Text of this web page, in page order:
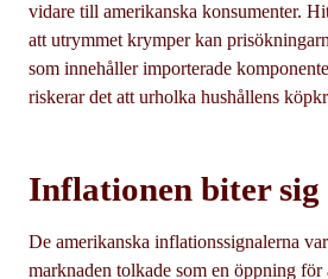
vidare till amerikanska konsumenter.
att utrymmet krymper kan
som innehåller importerade
riskerar det att urholka hushållens
Inflationen biter sig
De amerikanska inflationssignalerna
marknaden tolkade som en öppning för